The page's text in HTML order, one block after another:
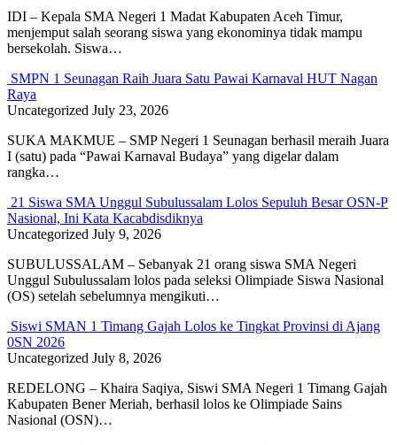
IDI – Kepala SMA Negeri 1 Madat Kabupaten Aceh Timur,
menjemput salah seorang siswa yang ekonominya tidak mampu
bersekolah. Siswa…
SMPN 1 Seunagan Raih Juara Satu Pawai Karnaval HUT Nagan
Raya
Uncategorized July 23, 2026
SUKA MAKMUE – SMP Negeri 1 Seunagan berhasil meraih Juara
I (satu) pada “Pawai Karnaval Budaya” yang digelar dalam
rangka…
21 Siswa SMA Unggul Subulussalam Lolos Sepuluh Besar OSN-P
Nasional, Ini Kata Kacabdisdiknya
Uncategorized July 9, 2026
SUBULUSSALAM – Sebanyak 21 orang siswa SMA Negeri
Unggul Subulussalam lolos pada seleksi Olimpiade Siswa Nasional
(OS) setelah sebelumnya mengikuti…
Siswi SMAN 1 Timang Gajah Lolos ke Tingkat Provinsi di Ajang
0SN 2026
Uncategorized July 8, 2026
REDELONG – Khaira Saqiya, Siswi SMA Negeri 1 Timang Gajah
Kabupaten Bener Meriah, berhasil lolos ke Olimpiade Sains
Nasional (OSN)…